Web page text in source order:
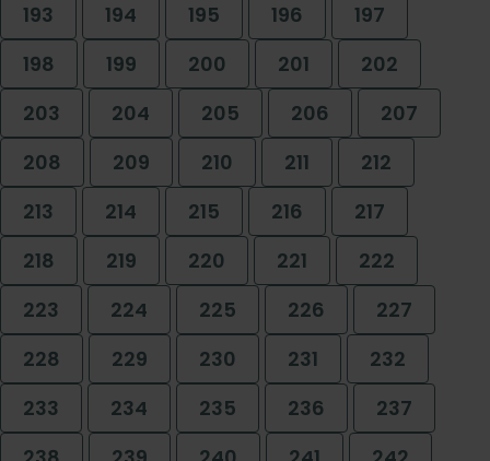
193
194 195 196
197
198
199 200 201
202
203
204 205 206
207
208
209 210 211
212
213
214 215 216
217
218
219 220 221
222
223
224 225 226
227
228
229 230 231
232
233
234 235 236
237